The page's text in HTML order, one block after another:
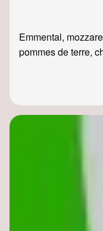
Emmental,
pommes de terre,